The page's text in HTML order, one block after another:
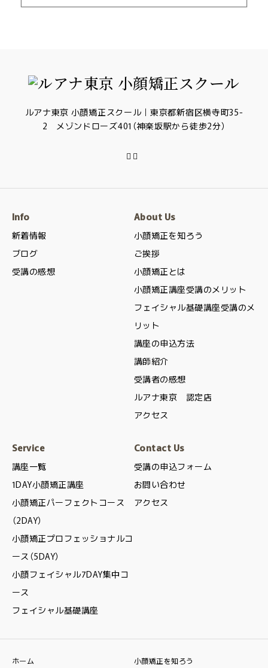
ルアナ東京 小顔矯正スクール｜東京都新宿区横寺町35-
2 メゾンドローズ401（神楽坂駅から徒歩2分）
Info
新着情報
ブログ
受講の感想
About Us
小顔矯正を知ろう
ご挨拶
小顔矯正とは
小顔矯正講座受講のメリット
フェイシャル基礎講座受講のメ
リット
講座の申込方法
講師紹介
受講者の感想
ルアナ東京 認定店
アクセス
Service
講座一覧
1DAY小顔矯正講座
小顔矯正パーフェクトコース
（2DAY）
小顔矯正プロフェッショナルコ
ース（5DAY）
小顔フェイシャル7DAY集中コ
ース
フェイシャル基礎講座
Contact Us
受講の申込フォーム
お問い合わせ
アクセス
ホーム 小顔矯正を知ろう